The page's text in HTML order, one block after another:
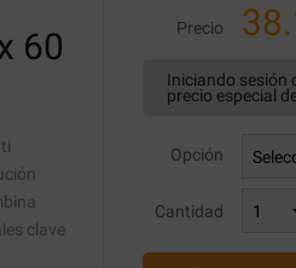
60
clave
Precio
Iniciando sesión
precio especial
Opción
Cantidad